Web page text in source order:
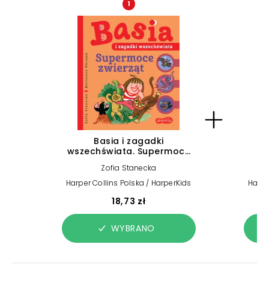
1
Basia i zagadki
wszechświata. Supermoce
Zofia Stanecka
Harper Collins Polska / HarperKids
18,73 zł
WYBRANO